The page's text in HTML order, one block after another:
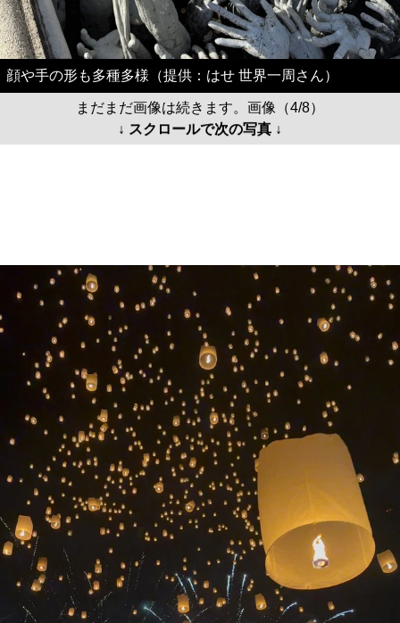
顔や手の形も多種多様（提供：はせ 世界一周さん）
まだまだ画像は続きます。画像（4/8）
↓ スクロールで次の写真 ↓